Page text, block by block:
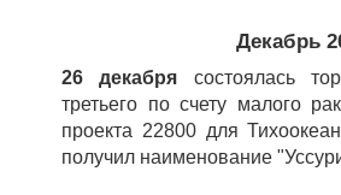
Декабрь
26 декабря состоялась
третьего по счету малого
проекта 22800 для
получил наименование